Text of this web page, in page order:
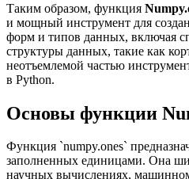
Таким образом, функция
и мощный инструмент для
форм и типов данных, включая
структуры данных, такие как
неотъемлемой частью
в Python.
Основы функции
Функция `numpy.ones`
заполненных единицами. Она
научных вычислениях,